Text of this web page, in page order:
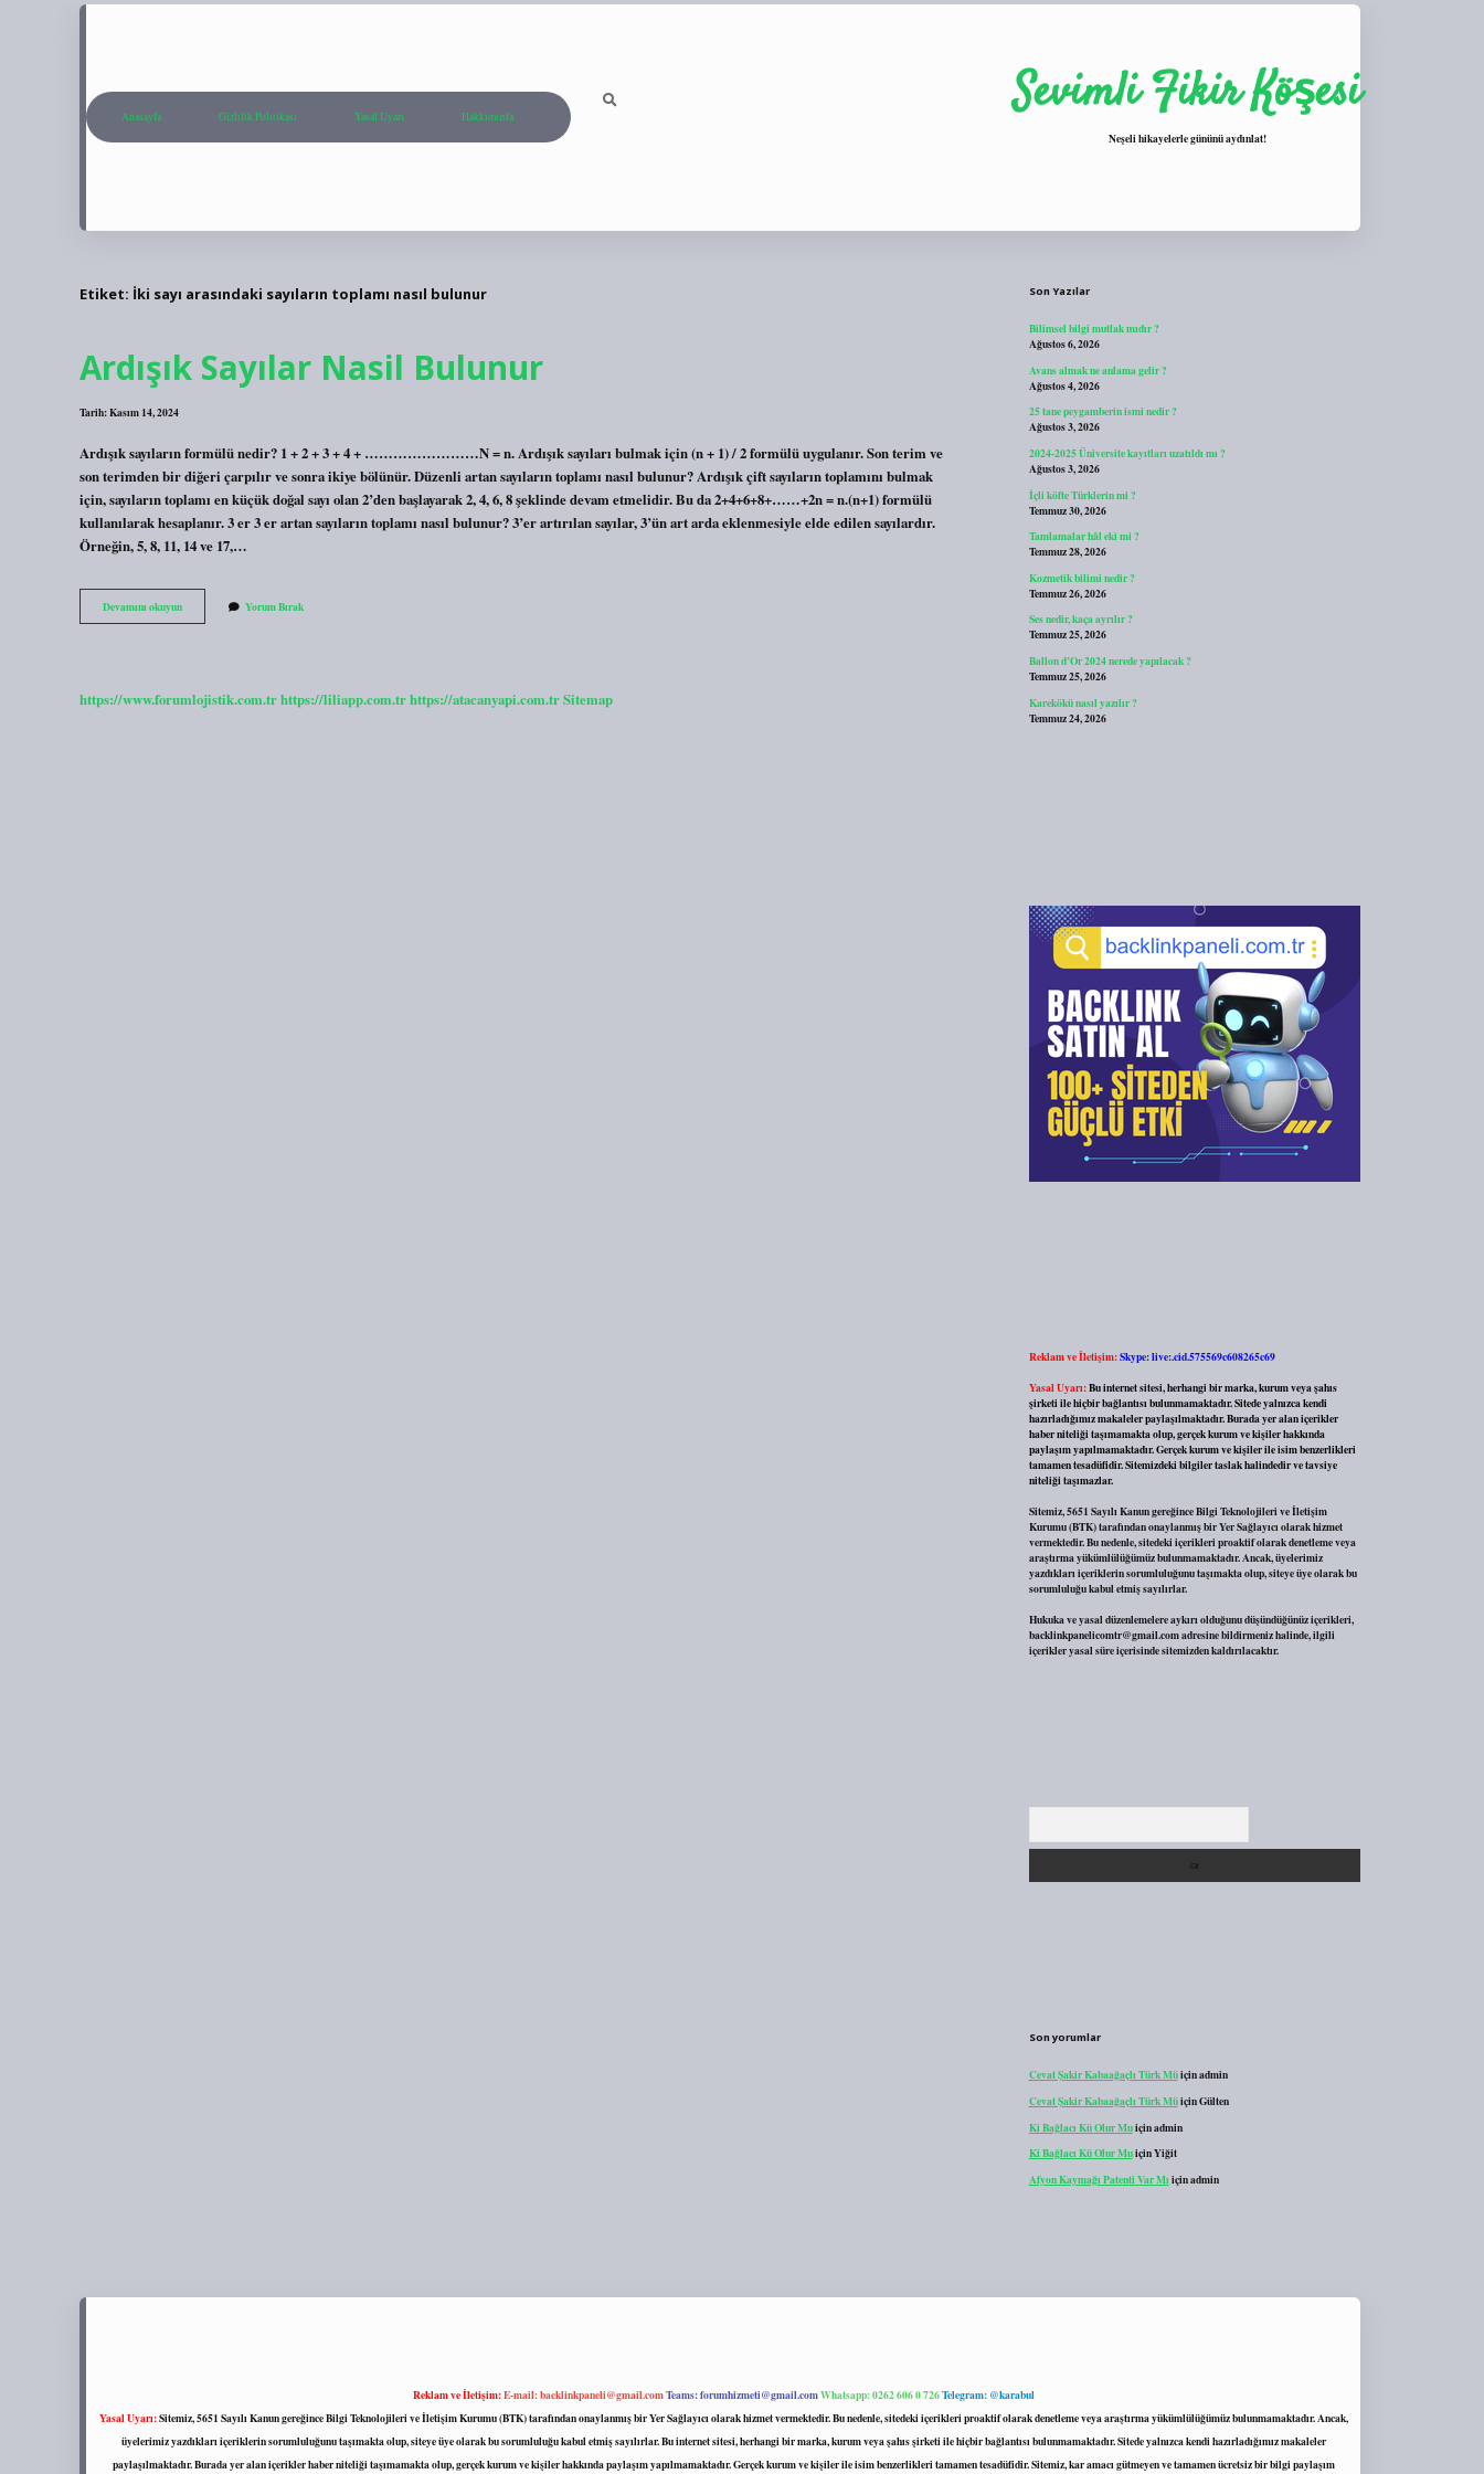
Anasayfa Gizlilik Politikası Yasal Uyarı Hakkımızda Sevimli Fikir Köşesi
Neşeli hikayelerle gününü aydınlat!
Etiket: İki sayı arasındaki sayıların toplamı nasıl bulunur
Ardışık Sayılar Nasil Bulunur
Tarih: Kasım 14, 2024
Ardışık sayıların formülü nedir? 1 + 2 + 3 + 4 + ……………………N = n. Ardışık sayıları bulmak için (n + 1) / 2 formülü uygulanır. Son terim ve
son terimden bir diğeri çarpılır ve sonra ikiye bölünür. Düzenli artan sayıların toplamı nasıl bulunur? Ardışık çift sayıların toplamını bulmak
için, sayıların toplamı en küçük doğal sayı olan 2’den başlayarak 2, 4, 6, 8 şeklinde devam etmelidir. Bu da 2+4+6+8+……+2n = n.(n+1) formülü
kullanılarak hesaplanır. 3 er 3 er artan sayıların toplamı nasıl bulunur? 3’er artırılan sayılar, 3’ün art arda eklenmesiyle elde edilen sayılardır.
Örneğin, 5, 8, 11, 14 ve 17,…
Devamını okuyunArdışık
Sayılar
Yorum Bırak
https://www.forumlojistik.com.trhttps://liliapp.com.trhttps://atacanyapi.com.trSitemap
Son Yazılar
Bilimsel bilgi mutlak mıdır ?
Ağustos 6, 2026
Avans almak ne anlama gelir ?
Ağustos 4, 2026
25 tane peygamberin ismi nedir ?
Ağustos 3, 2026
2024-2025 Üniversite kayıtları uzatıldı mı ?
Ağustos 3, 2026
İçli köfte Türklerin mi ?
Temmuz 30, 2026
Tamlamalar hâl eki mi ?
Temmuz 28, 2026
Kozmetik bilimi nedir ?
Temmuz 26, 2026
Ses nedir, kaça ayrılır ?
Temmuz 25, 2026
Ballon d’Or 2024 nerede yapılacak ?
Temmuz 25, 2026
Karekökü nasıl yazılır ?
Temmuz 24, 2026
Reklam ve İletişim:Skype: live:.cid.575569c608265c69
Yasal Uyarı:Bu internet sitesi, herhangi bir marka, kurum veya şahıs
şirketi ile hiçbir bağlantısı bulunmamaktadır. Sitede yalnızca kendi
hazırladığımız makaleler paylaşılmaktadır. Burada yer alan içerikler
haber niteliği taşımamakta olup, gerçek kurum ve kişiler hakkında
paylaşım yapılmamaktadır. Gerçek kurum ve kişiler ile isim benzerlikleri
tamamen tesadüfidir. Sitemizdeki bilgiler taslak halindedir ve tavsiye
niteliği taşımazlar.
Sitemiz, 5651 Sayılı Kanun gereğince Bilgi Teknolojileri ve İletişim
Kurumu (BTK) tarafından onaylanmış bir Yer Sağlayıcı olarak hizmet
vermektedir. Bu nedenle, sitedeki içerikleri proaktif olarak denetleme veya
araştırma yükümlülüğümüz bulunmamaktadır. Ancak, üyelerimiz
yazdıkları içeriklerin sorumluluğunu taşımakta olup, siteye üye olarak bu
sorumluluğu kabul etmiş sayılırlar.
Hukuka ve yasal düzenlemelere aykırı olduğunu düşündüğünüz içerikleri,
backlinkpanelicomtr@gmail.comadresine bildirmeniz halinde, ilgili
içerikler yasal süre içerisinde sitemizden kaldırılacaktır.
Son yorumlar
Cevat Şakir Kabaağaçlı Türk Müiçinadmin
Cevat Şakir Kabaağaçlı Türk MüiçinGülten
Ki Bağlacı Kü Olur Muiçinadmin
Ki Bağlacı Kü Olur MuiçinYiğit
Afyon Kaymağı Patenti Var Mı içinadmin
Reklam ve İletişim:E-mail:backlinkpaneli@gmail.comTeams:forumhizmeti@gmail.comWhatsapp: 0262 606 0 726Telegram: @karabul
Yasal Uyarı:Sitemiz, 5651 Sayılı Kanun gereğince Bilgi Teknolojileri ve İletişim Kurumu (BTK) tarafından onaylanmış bir Yer Sağlayıcı olarak hizmet vermektedir. Bu nedenle, sitedeki içerikleri proaktif olarak denetleme veya araştırma yükümlülüğümüz bulunmamaktadır. Ancak,
üyelerimiz yazdıkları içeriklerin sorumluluğunu taşımakta olup, siteye üye olarak bu sorumluluğu kabul etmiş sayılırlar. Bu internet sitesi, herhangi bir marka, kurum veya şahıs şirketi ile hiçbir bağlantısı bulunmamaktadır. Sitede yalnızca kendi hazırladığımız makaleler
paylaşılmaktadır. Burada yer alan içerikler haber niteliği taşımamakta olup, gerçek kurum ve kişiler hakkında paylaşım yapılmamaktadır. Gerçek kurum ve kişiler ile isim benzerlikleri tamamen tesadüfidir. Sitemiz, kar amacı gütmeyen ve tamamen ücretsiz bir bilgi paylaşım